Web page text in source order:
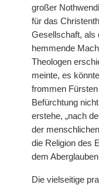
großer
für das
Gesellschaft, als
hemmende
Theologen
meinte, es
frommen
Befürchtung
erstehe, „nach
der
die Religion des
dem
Die vielseitige